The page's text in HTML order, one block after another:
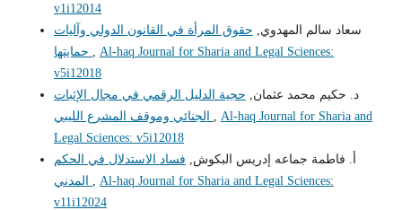
v1i12014
سعاد سالم المهدوي, حقوق المرأة في القانون الدولي وآليات
Al-haq Journal for Sharia and Legal Sciences:
v5i12018
د. حكيم محمد عثمان, حجية الدليل الرقمي في مجال الإثبات
Al-haq Journal for Sharia and
Legal Sciences: v5i12018
أ. فاطمة جماعه إدريس البكوش, فساد الاستدلال في الحكم
Al-haq Journal for Sharia and Legal Sciences:
v11i12024